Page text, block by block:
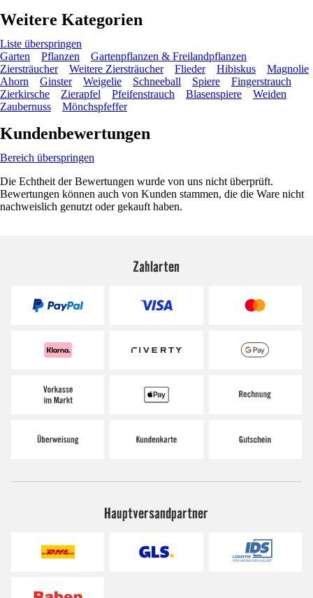
Weitere Kategorien
Liste überspringen
Garten
Pflanzen
Gartenpflanzen & Freilandpflanzen
Ziersträucher
Weitere Ziersträucher Flieder Hibiskus
Magnolie
Ahorn
Ginster Weigelie Schneeball Spiere
Fingerstrauch
Zierkirsche
Zierapfel Pfeifenstrauch Blasenspiere
Weiden
Zaubernuss
Mönchspfeffer
Kundenbewertungen
Bereich überspringen
Die Echtheit der Bewertungen wurde von uns nicht überprüft.
Bewertungen können auch von Kunden stammen, die die Ware nicht
nachweislich genutzt oder gekauft haben.
Zahlarten
Hauptversandpartner